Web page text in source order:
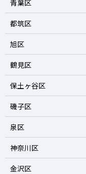
青葉区
都筑区
旭区
鶴見区
保土ヶ谷区
磯子区
泉区
神奈川区
金沢区